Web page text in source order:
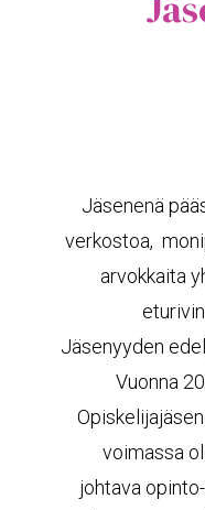
Jäsenenä
verkostoa,
arvokkaita
Jäsenyyden
Vuonna
voimassa
johtava